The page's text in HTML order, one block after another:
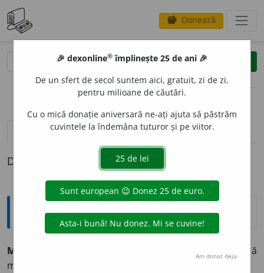
savings Donează
clear
opțiuni
definiții (1)
Definiția cu ID-ul 378638:
Etimologice
MALAH
Persoană care practică
masturbația; onanist. (din
🎉 dexonline® împlinește 25 de ani 🎉
De un sfert de secol suntem aici, gratuit, zi de zi,
pentru milioane de căutări.
Cu o mică donație aniversară ne-ați ajuta să păstrăm
cuvintele la îndemâna tuturor și pe viitor.
Am donat deja.